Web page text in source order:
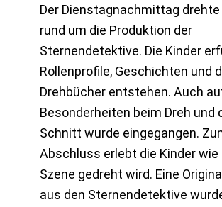
Der Dienstagnachmittag
rund um die Produktion der
Sternendetektive. Die Kinder
Rollenprofile, Geschichten und
Drehbücher entstehen. Auch
Besonderheiten beim Dreh und
Schnitt wurde eingegangen.
Abschluss erlebt die Kinder wie
Szene gedreht wird. Eine
aus den Sternendetektive